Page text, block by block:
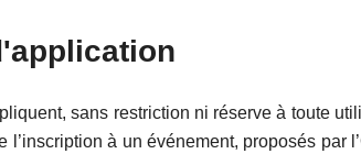
sans restriction ni réserve à toute
l’inscription à un événement, proposés par